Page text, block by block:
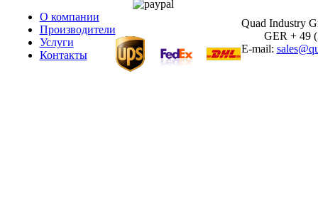
О компании
Производители
Услуги
Контакты
Quad Industry
GER + 49
E-mail: